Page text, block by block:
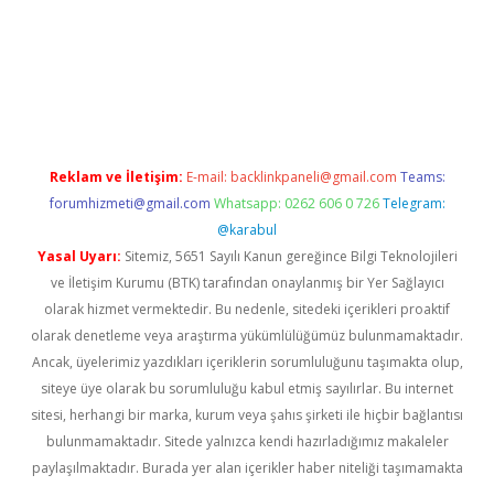
Reklam ve İletişim: E-mail: backlinkpaneli@gmail.com Teams:
forumhizmeti@gmail.com Whatsapp: 0262 606 0 726 Telegram:
@karabul
Yasal Uyarı: Sitemiz, 5651 Sayılı Kanun gereğince Bilgi Teknolojileri
ve İletişim Kurumu (BTK) tarafından onaylanmış bir Yer Sağlayıcı
olarak hizmet vermektedir. Bu nedenle, sitedeki içerikleri proaktif
olarak denetleme veya araştırma yükümlülüğümüz bulunmamaktadır.
Ancak, üyelerimiz yazdıkları içeriklerin sorumluluğunu taşımakta olup,
siteye üye olarak bu sorumluluğu kabul etmiş sayılırlar. Bu internet
sitesi, herhangi bir marka, kurum veya şahıs şirketi ile hiçbir bağlantısı
bulunmamaktadır. Sitede yalnızca kendi hazırladığımız makaleler
paylaşılmaktadır. Burada yer alan içerikler haber niteliği taşımamakta